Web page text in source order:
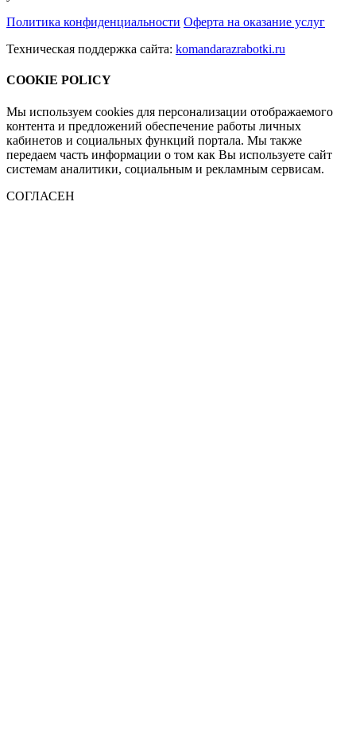
Политика конфиденциальности Оферта на оказание услуг
Техническая поддержка сайта: komandarazrabotki.ru
COOKIE POLICY
Мы используем cookies для персонализации отображаемого
контента и предложений обеспечение работы личных
кабинетов и социальных функций портала. Мы также
передаем часть информации о том как Вы используете сайт
системам аналитики, социальным и рекламным сервисам.
СОГЛАСЕН